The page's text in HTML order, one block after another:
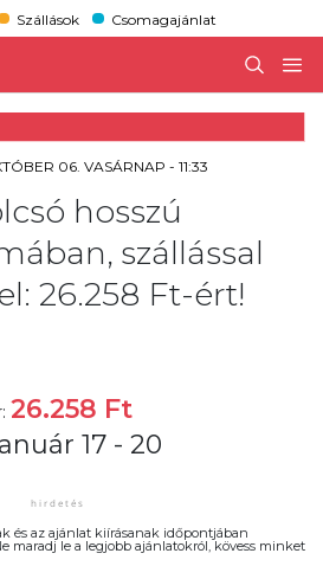
Szállások Csomagajánlat
06. VASÁRNAP - 11:33
hosszú
szállással
26.258 Ft-ért!
26.258 Ft
17 - 20
és az ajánlat kiírásanak időpontjában
maradj le a legjobb ajánlatokról, kövess minket